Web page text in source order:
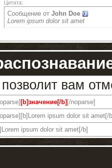
Цитата:
Сообщение от John Doe
Lorem ipsum dolor sit amet
вам
[b]значение[/b] [/noparse]
ipsum dolor sit amet[/
ipsum dolor sit amet[/b]